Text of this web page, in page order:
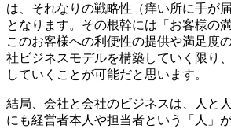
は、それなりの戦略性（痒い所に手が
となります。その根幹には「お客様の
このお客様への利便性の提供や満足度
社ビジネスモデルを構築していく限り
していくことが可能だと思います。
結局、会社と会社のビジネスは、人と
にも経営者本人や担当者という「人」